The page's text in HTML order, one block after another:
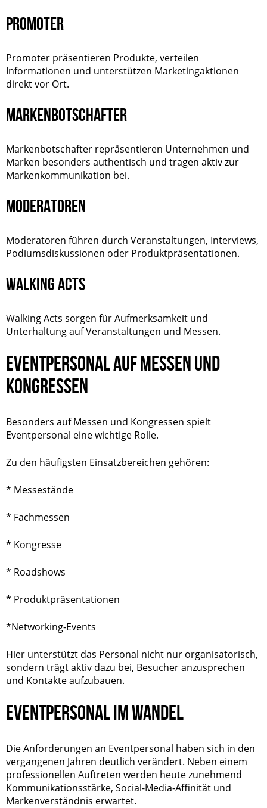
PROMOTER
Promoter präsentieren Produkte, verteilen
Informationen und unterstützen Marketingaktionen
direkt vor Ort.
MARKENBOTSCHAFTER
Markenbotschafter repräsentieren Unternehmen und
Marken besonders authentisch und tragen aktiv zur
Markenkommunikation bei.
MODERATOREN
Moderatoren führen durch Veranstaltungen, Interviews,
Podiumsdiskussionen oder Produktpräsentationen.
WALKING ACTS
Walking Acts sorgen für Aufmerksamkeit und
Unterhaltung auf Veranstaltungen und Messen.
EVENTPERSONAL AUF MESSEN UND
KONGRESSEN
Besonders auf Messen und Kongressen spielt
Eventpersonal eine wichtige Rolle.
Zu den häufigsten Einsatzbereichen gehören:
* Messestände
* Fachmessen
* Kongresse
* Roadshows
* Produktpräsentationen
*Networking-Events
Hier unterstützt das Personal nicht nur organisatorisch,
sondern trägt aktiv dazu bei, Besucher anzusprechen
und Kontakte aufzubauen.
EVENTPERSONAL IM WANDEL
Die Anforderungen an Eventpersonal haben sich in den
vergangenen Jahren deutlich verändert. Neben einem
professionellen Auftreten werden heute zunehmend
Kommunikationsstärke, Social-Media-Affinität und
Markenverständnis erwartet.